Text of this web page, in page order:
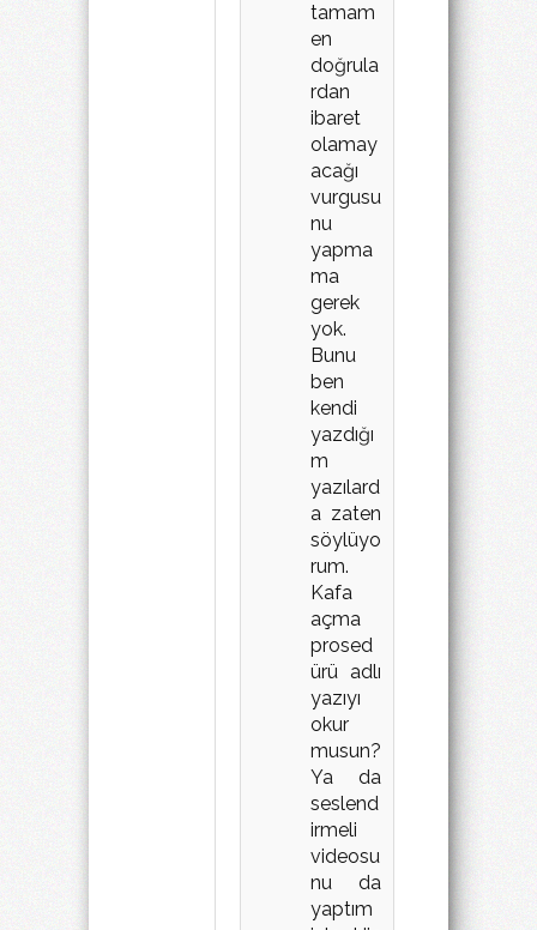
tamam
en
doğrula
rdan
ibaret
olamay
acağı
vurgusu
nu
yapma
ma
gerek
yok.
Bunu
ben
kendi
yazdığı
m
yazılard
a zaten
söylüyo
rum.
Kafa
açma
prosed
ürü adlı
yazıyı
okur
musun?
Ya da
seslend
irmeli
videosu
nu da
yaptım